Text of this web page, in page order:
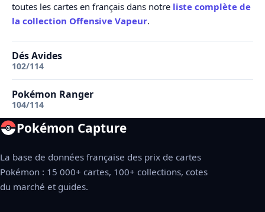
toutes les cartes en français dans notre liste complète de
la collection Offensive Vapeur.
Dés Avides
102/114
Pokémon Ranger
104/114
Pokémon Capture
La base de données française des prix de cartes
Pokémon : 15 000+ cartes, 100+ collections, cotes
du marché et guides.